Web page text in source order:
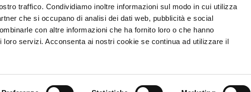
traffico. Condividiamo inoltre informazioni sul modo in cui utilizza
che si occupano di analisi dei dati web, pubblicità e social
con altre informazioni che ha fornito loro o che hanno
loro servizi. Acconsenta ai nostri cookie se continua ad utilizzare il